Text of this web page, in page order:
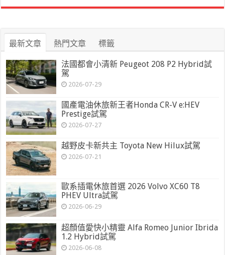
最新文章 熱門文章 標籤
法國都會小清新 Peugeot 208 P2 Hybrid試
駕
2026-07-29
國產電油休旅新王者Honda CR-V e:HEV
Prestige試駕
2026-07-27
越野皮卡新共主 Toyota New Hilux試駕
2026-07-21
歐系插電休旅首選 2026 Volvo XC60 T8
PHEV Ultra試駕
2026-06-29
超顏值愛快小精靈 Alfa Romeo Junior Ibrida
1.2 Hybrid試駕
2026-06-08